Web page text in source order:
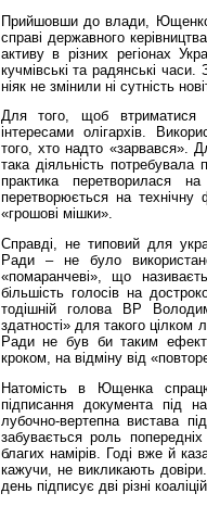
Прийшовши до влади, Ющенко
справі державного
активу в різних регіонах
кучмівські та радянські
ніяк не змінили ні сутність
Для того, щоб втриматися
інтересами олігархів.
того, хто надто «зарвався».
така діяльність
практика перетворилася
перетворюється на
«грошові мішки».
Справді, не типовий для
Ради – не було
«помаранчеві», що
більшість голосів на
тодішній голова ВР
здатності» для такого цілком
Ради не був би таким
кроком, на відміну від
Натомість в Ющенка
підписання документа під
лубочно-вертепна вистава
забувається роль
благих намірів. Годі вже й
кажучи, не викликають
день підписує дві різні